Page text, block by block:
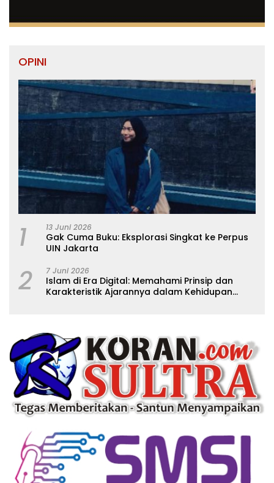
OPINI
1 13 Juni 2026
Gak Cuma Buku: Eksplorasi Singkat ke Perpus
UIN Jakarta
2 7 Juni 2026
Islam di Era Digital: Memahami Prinsip dan
Karakteristik Ajarannya dalam Kehidupan